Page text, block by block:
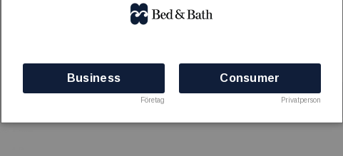
EDWARD
Artikelnr: 81907208
Finns i lager
Business
Företag
Consumer
Privatperson